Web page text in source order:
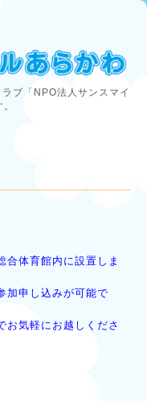
ブ「NPO法人サンスマイ
合体育館内に設置しま
加申し込みが可能で
お気軽にお越しくださ